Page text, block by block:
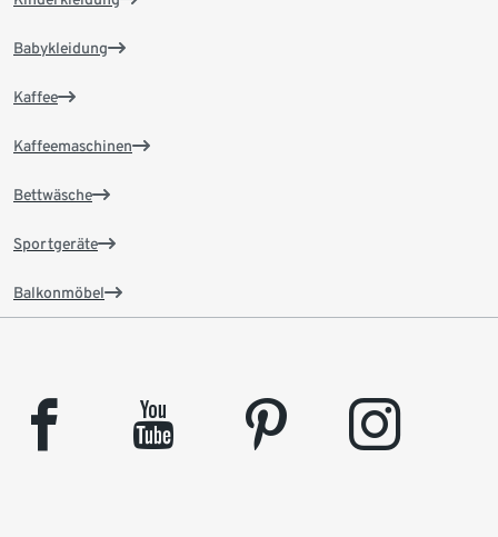
Babykleidung
Kaffee
Kaffeemaschinen
Bettwäsche
Sportgeräte
Balkonmöbel
facebook youtube pinterest instagram